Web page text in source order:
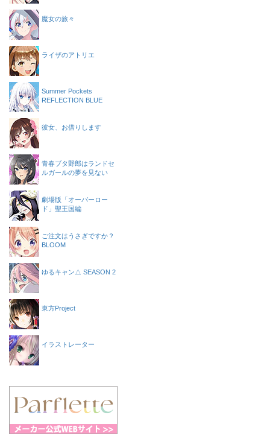
魔女の旅々
ライザのアトリエ
Summer Pockets
REFLECTION BLUE
彼女、お借りします
青春ブタ野郎はランドセ
ルガールの夢を見ない
劇場版「オーバーロー
ド」聖王国編
ご注文はうさぎですか？
BLOOM
ゆるキャン△ SEASON 2
東方Project
イラストレーター